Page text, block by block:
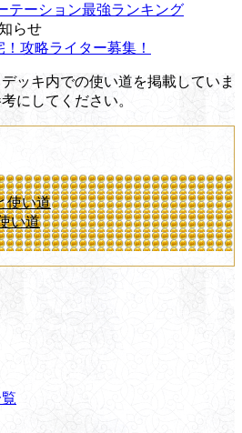
テーション最強ランキング
らせ
攻略ライター募集！
ッキ内での使い道を掲載していま
にしてください。
使い道
い道